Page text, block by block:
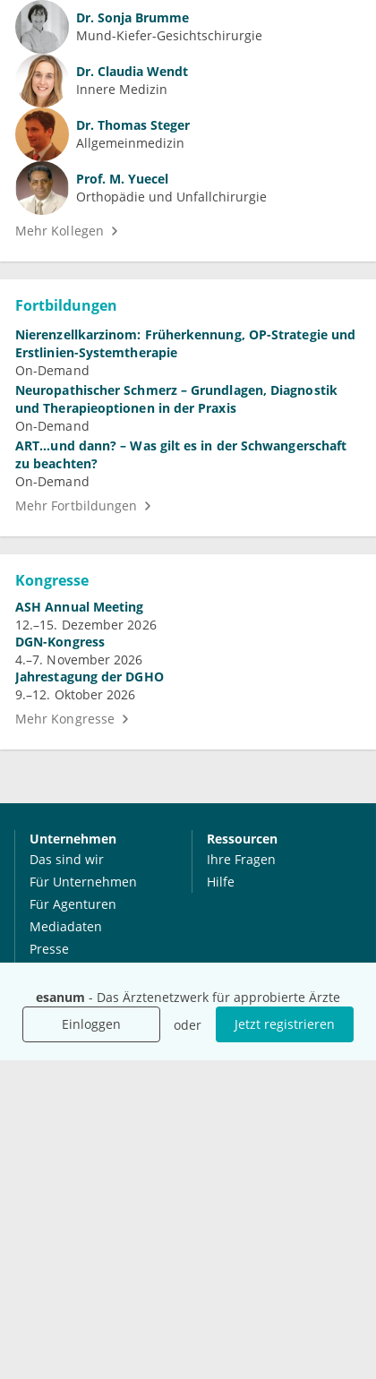
esanum - Das Ärztenetzwerk für approbierte Ärzte
Einloggen
oder Jetzt registrieren
Dr. Sonja Brumme
Mund-Kiefer-Gesichtschirurgie
Dr. Claudia Wendt
Innere Medizin
Dr. Thomas Steger
Allgemeinmedizin
Prof. M. Yuecel
Orthopädie und Unfallchirurgie
Mehr Kollegen
Fortbildungen
Nierenzellkarzinom: Früherkennung, OP-Strategie und
Erstlinien-Systemtherapie
On-Demand
Neuropathischer Schmerz – Grundlagen, Diagnostik
und Therapieoptionen in der Praxis
On-Demand
ART...und dann? – Was gilt es in der Schwangerschaft
zu beachten?
On-Demand
Mehr Fortbildungen
Kongresse
ASH Annual Meeting
12.–15. Dezember 2026
DGN-Kongress
4.–7. November 2026
Jahrestagung der DGHO
9.–12. Oktober 2026
Mehr Kongresse
Unternehmen
Das sind wir
Für Unternehmen
Für Agenturen
Mediadaten
Presse
Jobs
Ressourcen
Ihre Fragen
Hilfe
International
Social Media